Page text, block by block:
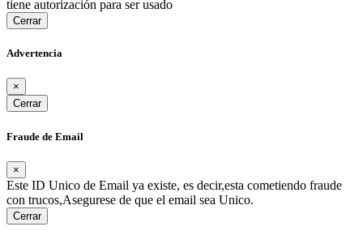
tiene autorización para ser usado
Cerrar
Advertencia
×
Cerrar
Fraude de Email
×
Este ID Unico de Email ya existe, es decir,esta cometiendo fraude
con trucos,Asegurese de que el email sea Unico.
Cerrar